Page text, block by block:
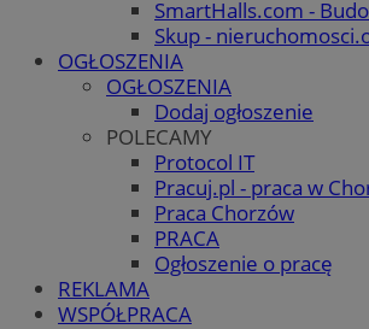
SmartHalls.com -
Skup -
OGŁOSZENIA
OGŁOSZENIA
Dodaj ogłoszenie
POLECAMY
Protocol IT
Pracuj.pl - praca w
Praca Chorzów
PRACA
Ogłoszenie o pracę
REKLAMA
WSPÓŁPRACA